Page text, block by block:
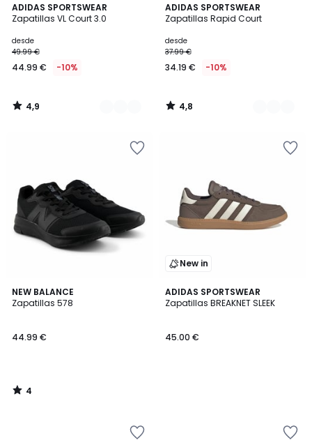
ADIDAS SPORTSWEAR
Zapatillas VL Court 3.0
desde
49.99 €
44.99 € -10%
4,9
/ 5
3
Colores
4,9
/
ADIDAS SPORTSWEAR
Zapatillas Rapid Court
desde
37.99 €
34.19 € -10%
4,8
/ 5
2
Colores
4,8
/
NEW BALANCE
Zapatillas 578
44.99 €
4
/
4
/
New in
ADIDAS SPORTSWEAR
Zapatillas BREAKNET SLEEK
45.00 €